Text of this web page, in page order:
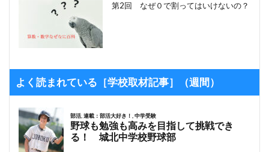
第2回 なぜ０で割ってはいけないの？
よく読まれている［学校取材記事］（週間）